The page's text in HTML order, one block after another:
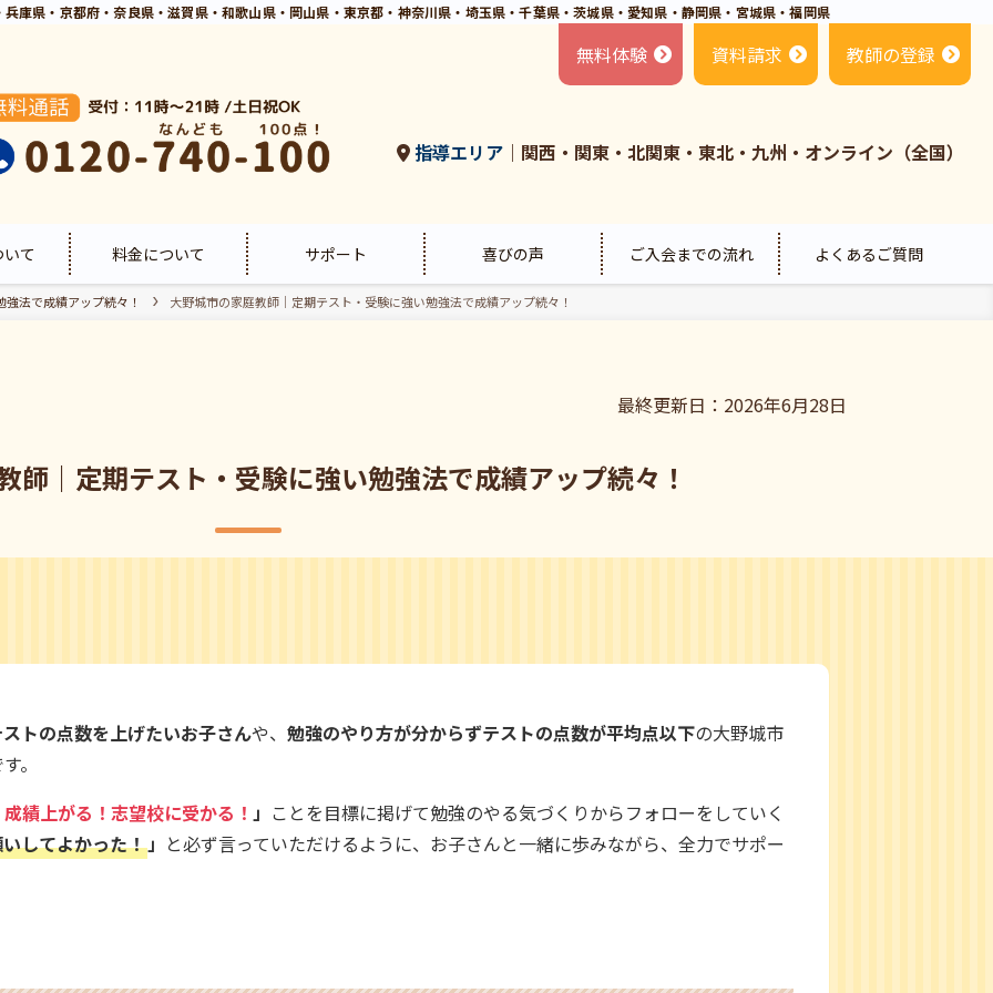
庫県・京都府・奈良県・滋賀県・和歌山県・岡山県・東京都・神奈川県・埼玉県・千葉県・茨城県・愛知県・静岡県・宮城県・福岡県
て 料金について サポート 喜びの声 ご入会までの流れ よくあるご質問
指導エリア｜関西・関東・北関東・東北・九州・オンライン（全国）
無料体験 資料請求 教師の登録
法で成績アップ続々！ 大野城市の家庭教師｜定期テスト・受験に強い勉強法で成績アップ続々！
最終更新日：2026年6月28日
師｜定期テスト・受験に強い勉強法で成績アップ続々！
トの点数を上げたいお子さんや、 勉強のやり方が分からずテストの点数が平均点以下の大野城市
。
績上がる！志望校に受かる！ 」 ことを目標に掲げて勉強のやる気づくりからフォローをしていく
してよかった！ 」 と必ず言っていただけるように、お子さんと一緒に歩みながら、全力でサポー